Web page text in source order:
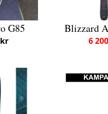
G85 Blizzard
6